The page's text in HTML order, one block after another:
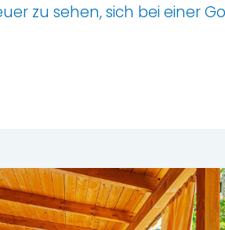
zu sehen, sich bei einer